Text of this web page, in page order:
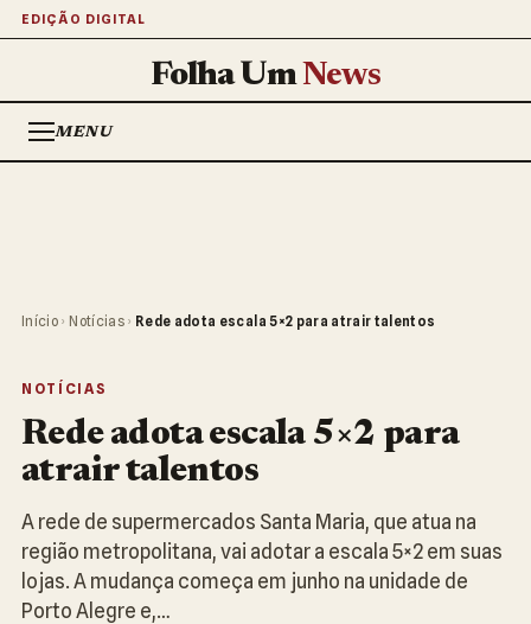
EDIÇÃO DIGITAL
Folha UmNews
MENU
Início › Notícias › Rede adota escala 5×2 para atrair talentos
NOTÍCIAS
Rede adota escala 5×2 para
atrair talentos
A rede de supermercados Santa Maria, que atua na
região metropolitana, vai adotar a escala 5×2 em suas
lojas. A mudança começa em junho na unidade de
Porto Alegre e,…